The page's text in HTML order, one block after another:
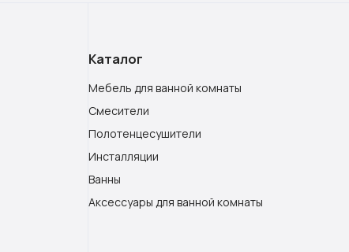
Каталог
Мебель для ванной комнаты
Смесители
Полотенцесушители
Инсталляции
Ванны
Аксессуары для ванной комнаты